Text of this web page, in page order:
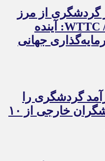
گردشگری از مرز
یک تریلیون دلار گذشت/ WTTC: آینده
جهانی
گردشگری را
شکست/ هزینه‌کرد گردشگران خارجی از ۱۰